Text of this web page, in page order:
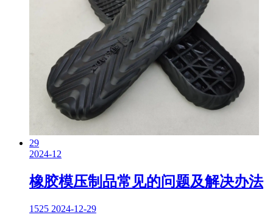
29
2024-12
橡胶模压制品常见的问题及解决办法
1525 2024-12-29